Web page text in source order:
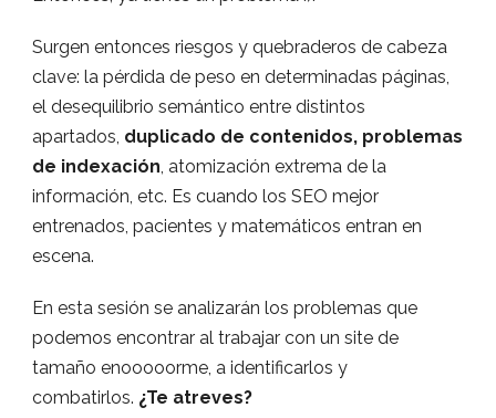
Surgen entonces riesgos y quebraderos de cabeza
clave: la pérdida de peso en determinadas páginas,
el desequilibrio semántico entre distintos
apartados, duplicado de contenidos, problemas
de indexación, atomización extrema de la
información, etc. Es cuando los SEO mejor
entrenados, pacientes y matemáticos entran en
escena.
En esta sesión se analizarán los problemas que
podemos encontrar al trabajar con un site de
tamaño enooooorme, a identificarlos y
combatirlos. ¿Te atreves?